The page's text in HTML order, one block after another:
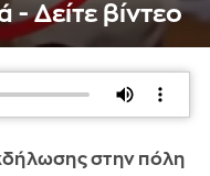
- Δείτε βίντεο
στην πόλη